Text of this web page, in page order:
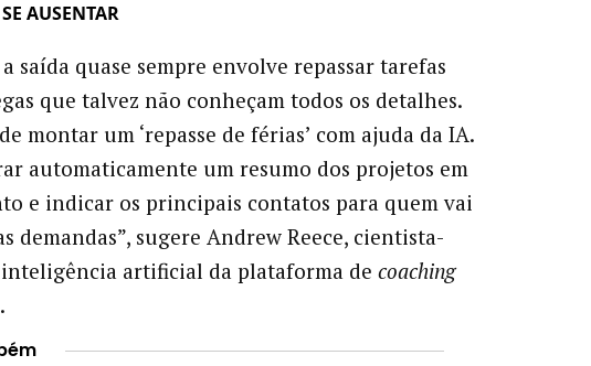
AUSENTAR
saída quase sempre envolve repassar tarefas
que talvez não conheçam todos os detalhes.
montar um ‘repasse de férias’ com ajuda da IA.
automaticamente um resumo dos projetos em
e indicar os principais contatos para quem vai
demandas”, sugere Andrew Reece, cientista-
artificial da plataforma de coaching
.